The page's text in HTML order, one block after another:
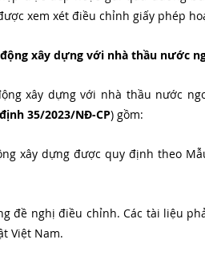
xem xét điều chỉnh giấy phép
xây dựng với nhà thầu nước
35/2023/NĐ-CP) gồm:
xây dựng được quy định theo
đề nghị điều chỉnh. Các tài liệu
Việt Nam.